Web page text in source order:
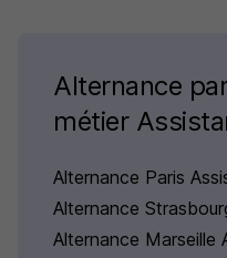
Alternance
métier
Alternance Paris
Alternance
Alternance Marseille